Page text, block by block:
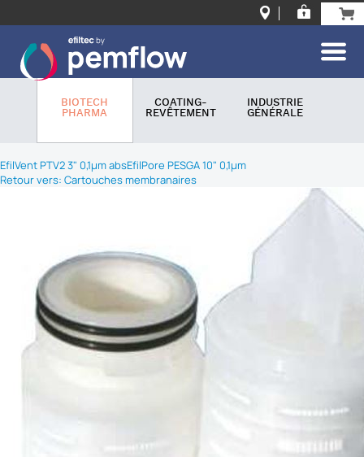
BIOTECH
PHARMA
COATING-
REVÊTEMENT
INDUSTRIE
GÉNÉRALE
EfilVent PTV2 3" 0,1µm absEfilPore PESGA 10" 0,1µm
Retour vers: Cartouches membranaires